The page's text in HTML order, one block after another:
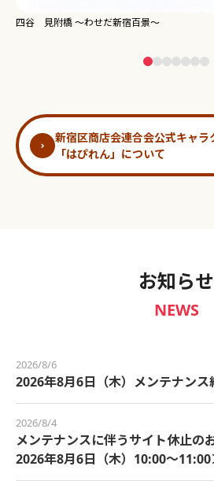
新宿区商店会連合会公式キャラ
「はぴれん」について
お知らせ
NEWS
2026/8/6
2026年8月6日（木）メンテナンス
2026/8/4
メンテナンスに伴うサイト休止の
2026年8月6日（木）10:00～11:00